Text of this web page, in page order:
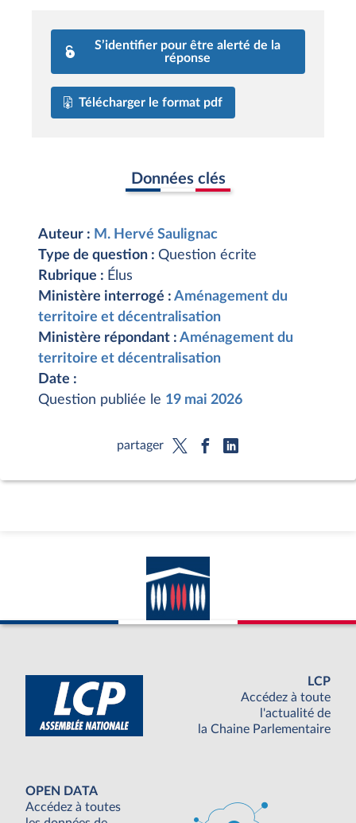
S’identifier pour être alerté de la
réponse
Télécharger le format pdf
Données clés
Auteur : M. Hervé Saulignac
Type de question : Question écrite
Rubrique : Élus
Ministère interrogé : Aménagement du
territoire et décentralisation
Ministère répondant : Aménagement du
territoire et décentralisation
Date :
Question publiée le 19 mai 2026
partager
LCP
Accédez à toute
l'actualité de
la Chaine Parlementaire
OPEN DATA
Accédez à toutes